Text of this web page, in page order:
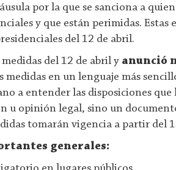
por la que se sanciona a
y que están perimidas. Estas
del 12 de abril.
medidas del 12 de abril y anunció
en un lenguaje más
a entender las disposiciones que
u opinión legal, sino un
tomarán vigencia a partir del
generales: